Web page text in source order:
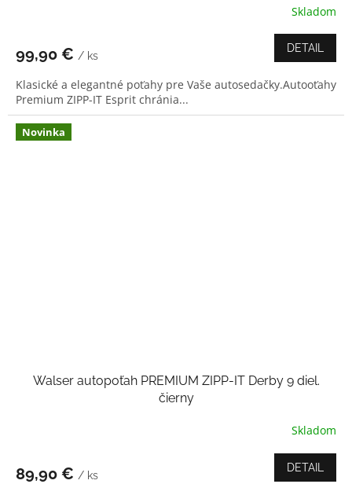
Skladom
99,90 € / ks
DETAIL
Klasické a elegantné poťahy pre Vaše autosedačky.Autooťahy
Premium ZIPP-IT Esprit chránia...
Novinka
Walser autopoťah PREMIUM ZIPP-IT Derby 9 diel.
čierny
Skladom
89,90 € / ks
DETAIL